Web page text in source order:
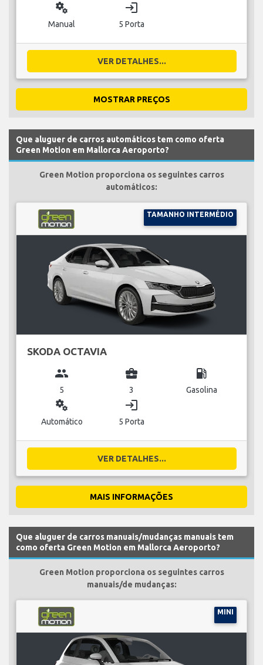
miscellaneous_services
Manual
login
5 Porta
VER DETALHES...
MOSTRAR PREÇOS
Que aluguer de carros automáticos tem como oferta
Green Motion em Mallorca Aeroporto?
Green Motion proporciona os seguintes carros
automáticos:
TAMANHO INTERMÉDIO
SKODA OCTAVIA
group
5
business_center
3
local_gas_station
Gasolina
miscellaneous_services
Automático
login
5 Porta
VER DETALHES...
MAIS INFORMAÇÕES
Que aluguer de carros manuais/mudanças manuais tem
como oferta Green Motion em Mallorca Aeroporto?
Green Motion proporciona os seguintes carros
manuais/de mudanças:
MINI